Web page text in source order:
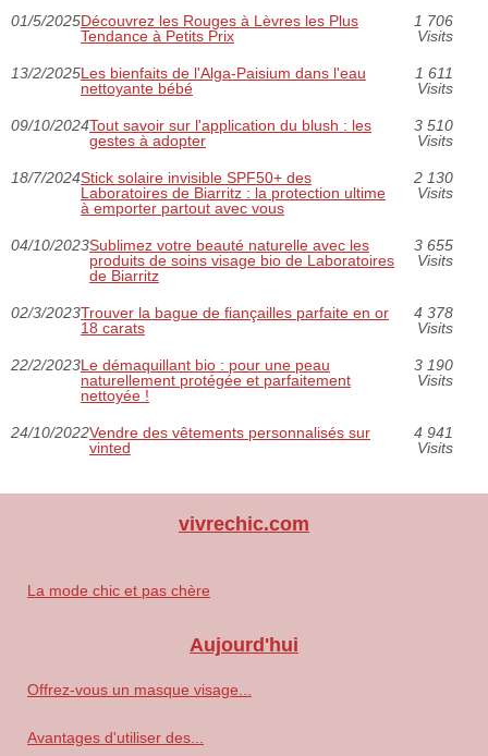
01/5/2025Découvrez les Rouges à Lèvres les Plus
Tendance à Petits Prix
1 706
Visits
13/2/2025Les bienfaits de l'Alga-Paisium dans l'eau
nettoyante bébé
1 611
Visits
09/10/2024Tout savoir sur l'application du blush : les
gestes à adopter
3 510
Visits
18/7/2024Stick solaire invisible SPF50+ des
Laboratoires de Biarritz : la protection ultime
à emporter partout avec vous
2 130
Visits
04/10/2023Sublimez votre beauté naturelle avec les
produits de soins visage bio de Laboratoires
de Biarritz
3 655
Visits
02/3/2023Trouver la bague de fiançailles parfaite en or
18 carats
4 378
Visits
22/2/2023Le démaquillant bio : pour une peau
naturellement protégée et parfaitement
nettoyée !
3 190
Visits
24/10/2022Vendre des vêtements personnalisés sur
vinted
4 941
Visits
vivrechic.com
La mode chic et pas chère
Aujourd'hui
Offrez-vous un masque visage...
Avantages d'utiliser des...